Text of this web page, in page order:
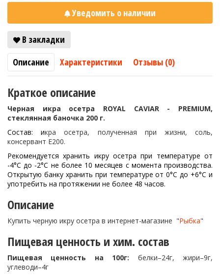
Уведомить о наличии
В закладки
Описание
Характеристики Отзывы (0)
Краткое описание
Черная икра осетра ROYAL CAVIAR - PREMIUM,
стеклянная баночка 200 г.
Состав: икра осетра, полученная при жизни, соль,
консервант Е200.
Рекомендуется хранить икру осетра при температуре от
-4°С до -2°С не более 10 месяцев с момента производства.
Открытую банку хранить при температуре от 0°С до +6°С и
употребить на протяжении не более 48 часов.
Описание
Купить черную икру осетра в интернет-магазине "Рыбка"
Пищевая ценность и хим. состав
Пищевая ценность на 100г: белки–24г, жири–9г,
углеводи–4г